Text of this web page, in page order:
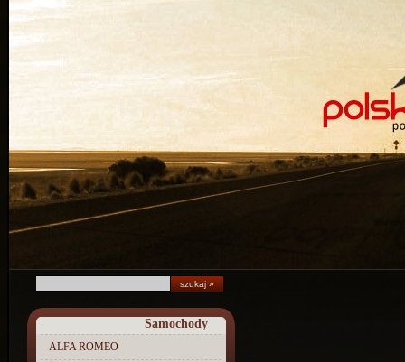
Samochody
ALFA ROMEO